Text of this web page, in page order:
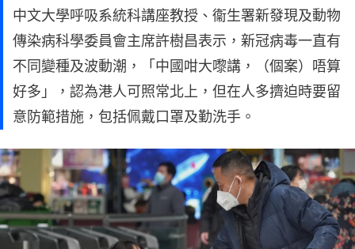
中文大學呼吸系統科講座教授、衞生署新發現及動物
傳染病科學委員會主席許樹昌表示，新冠病毒一直有
不同變種及波動潮，「中國咁大嚟講，（個案）唔算
好多」，認為港人可照常北上，但在人多擠迫時要留
意防範措施，包括佩戴口罩及勤洗手。